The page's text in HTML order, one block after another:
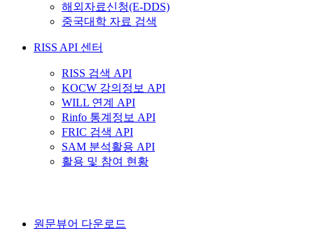
해외자료신청(E-DDS)
중국대학 자료 검색
RISS API 센터
RISS 검색 API
KOCW 강의정보 API
WILL 연계 API
Rinfo 통계정보 API
FRIC 검색 API
SAM 분석활용 API
활용 및 참여 현황
원문뷰어 다운로드